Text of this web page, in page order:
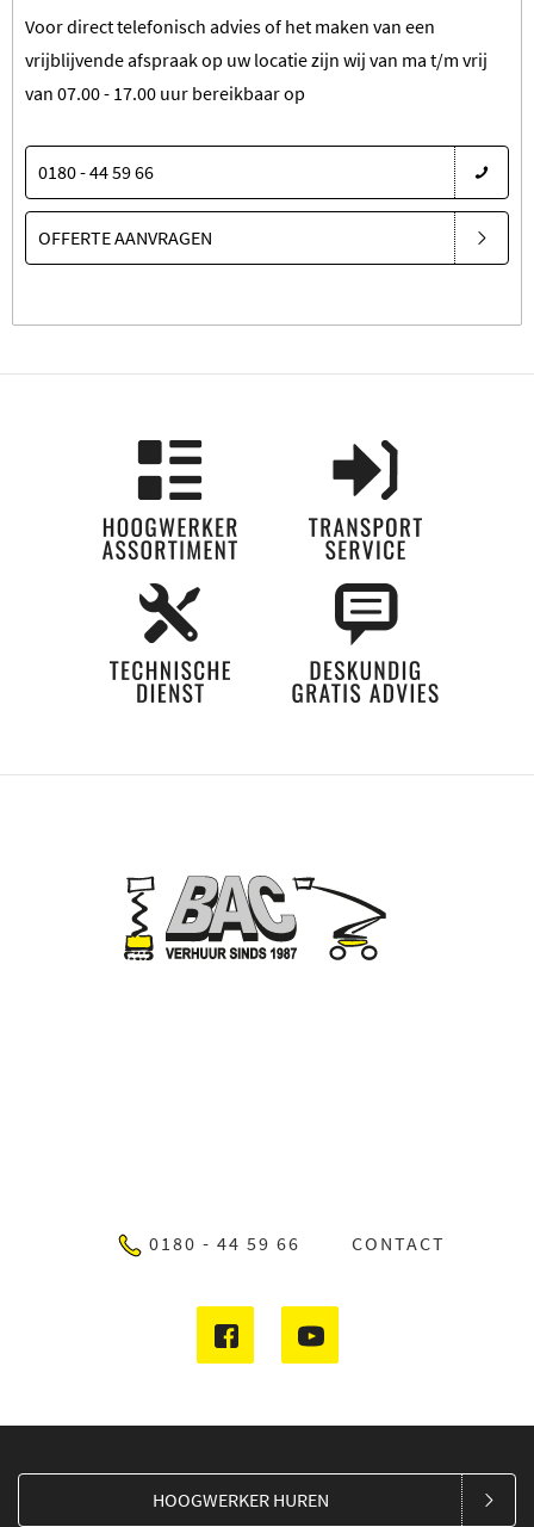
Voor direct telefonisch advies of het maken van een
vrijblijvende afspraak op uw locatie zijn wij van ma t/m vrij
van 07.00 - 17.00 uur bereikbaar op
0180 - 44 59 66
OFFERTE AANVRAGEN
0180 - 44 59 66 CONTACT
HOOGWERKER HUREN